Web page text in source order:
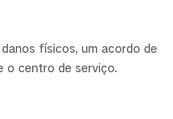
físicos, um acordo de
o centro de serviço.